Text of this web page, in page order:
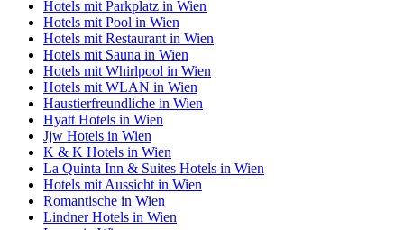
Hotels mit Parkplatz in Wien
Hotels mit Pool in Wien
Hotels mit Restaurant in Wien
Hotels mit Sauna in Wien
Hotels mit Whirlpool in Wien
Hotels mit WLAN in Wien
Haustierfreundliche in Wien
Hyatt Hotels in Wien
Jjw Hotels in Wien
K & K Hotels in Wien
La Quinta Inn & Suites Hotels in Wien
Hotels mit Aussicht in Wien
Romantische in Wien
Lindner Hotels in Wien